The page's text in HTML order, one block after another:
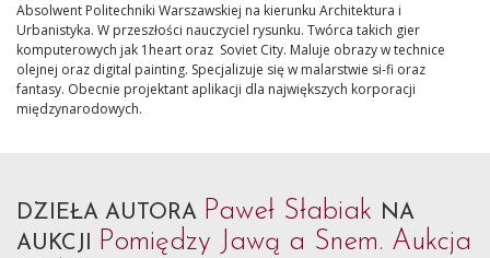
Absolwent Politechniki Warszawskiej na kierunku Architektura i
Urbanistyka. W przeszłości nauczyciel rysunku. Twórca takich gier
komputerowych jak 1heart oraz Soviet City. Maluje obrazy w technice
olejnej oraz digital painting. Specjalizuje się w malarstwie si-fi oraz
fantasy. Obecnie projektant aplikacji dla największych korporacji
międzynarodowych.
DZIEŁA AUTORA Paweł Słabiak NA
AUKCJI Pomiędzy Jawą a Snem. Aukcja